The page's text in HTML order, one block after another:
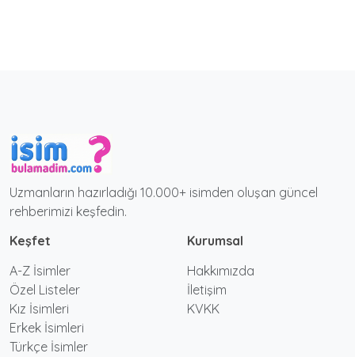
Uzmanların hazırladığı 10.000+ isimden oluşan güncel
rehberimizi keşfedin.
Keşfet
A-Z İsimler
Özel Listeler
Kız İsimleri
Erkek İsimleri
Türkçe İsimler
Kurumsal
Hakkımızda
İletişim
KVKK